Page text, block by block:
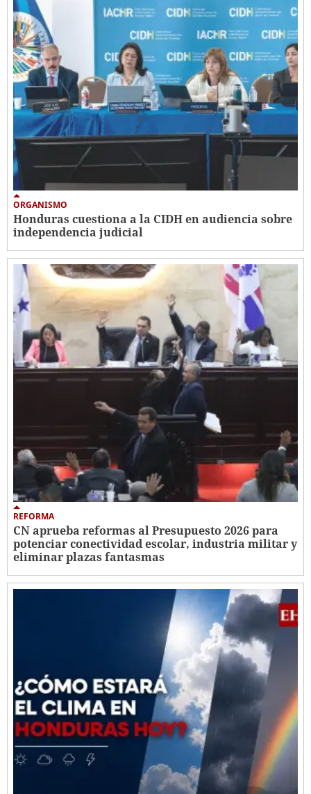
ORGANISMO
Honduras cuestiona a la CIDH en audiencia sobre
independencia judicial
REFORMA
CN aprueba reformas al Presupuesto 2026 para
potenciar conectividad escolar, industria militar y
eliminar plazas fantasmas